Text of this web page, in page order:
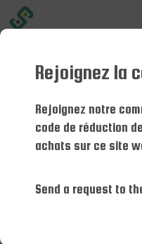
Maison Trousse
Kit
Rejoignez la
Rejoignez notre
code de réduction
achats sur ce site
Send a request to